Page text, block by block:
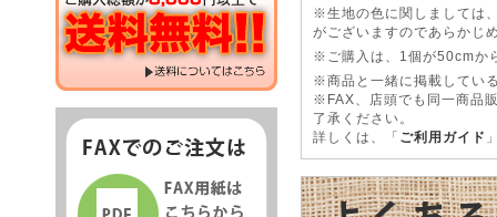
※生地の色に関しましては
がございますのであらかじ
※ご購入は、1個が50cmか
※商品と一緒に掲載してい
※FAX、店頭でも同一商品
了承ください。
詳しくは、「 ご利用ガイド